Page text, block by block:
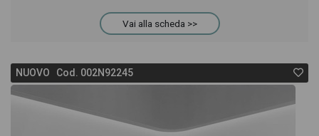
Vai alla scheda >>
NUOVO Cod. 002N92245